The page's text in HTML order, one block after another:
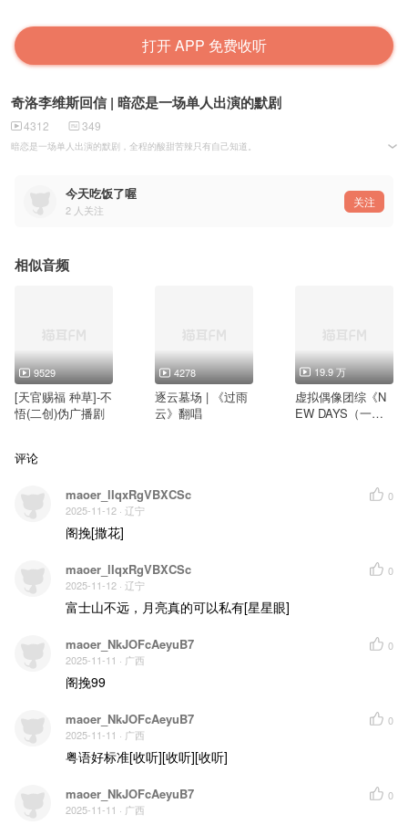
打开 APP 免费收听
奇洛李维斯回信 | 暗恋是一场单人出演的默剧
4312 349
暗恋是一场单人出演的默剧，全程的酸甜苦辣只有自己知道。
今天吃饭了喔
2 人关注
关注
相似音频
9529
[天官赐福 种草]-不
悟(二创)伪广播剧
4278
逐云墓场 | 《过雨
云》翻唱
19.9 万
虚拟偶像团综《N
EW DAYS（一起
评论
maoer_lIqxRgVBXCSc
2025-11-12 · 辽宁
0
阁挽[撒花]
maoer_lIqxRgVBXCSc
2025-11-12 · 辽宁
0
富士山不远，月亮真的可以私有[星星眼]
maoer_NkJOFcAeyuB7
2025-11-11 · 广西
0
阁挽99
maoer_NkJOFcAeyuB7
2025-11-11 · 广西
0
粤语好标准[收听][收听][收听]
maoer_NkJOFcAeyuB7
2025-11-11 · 广西
0